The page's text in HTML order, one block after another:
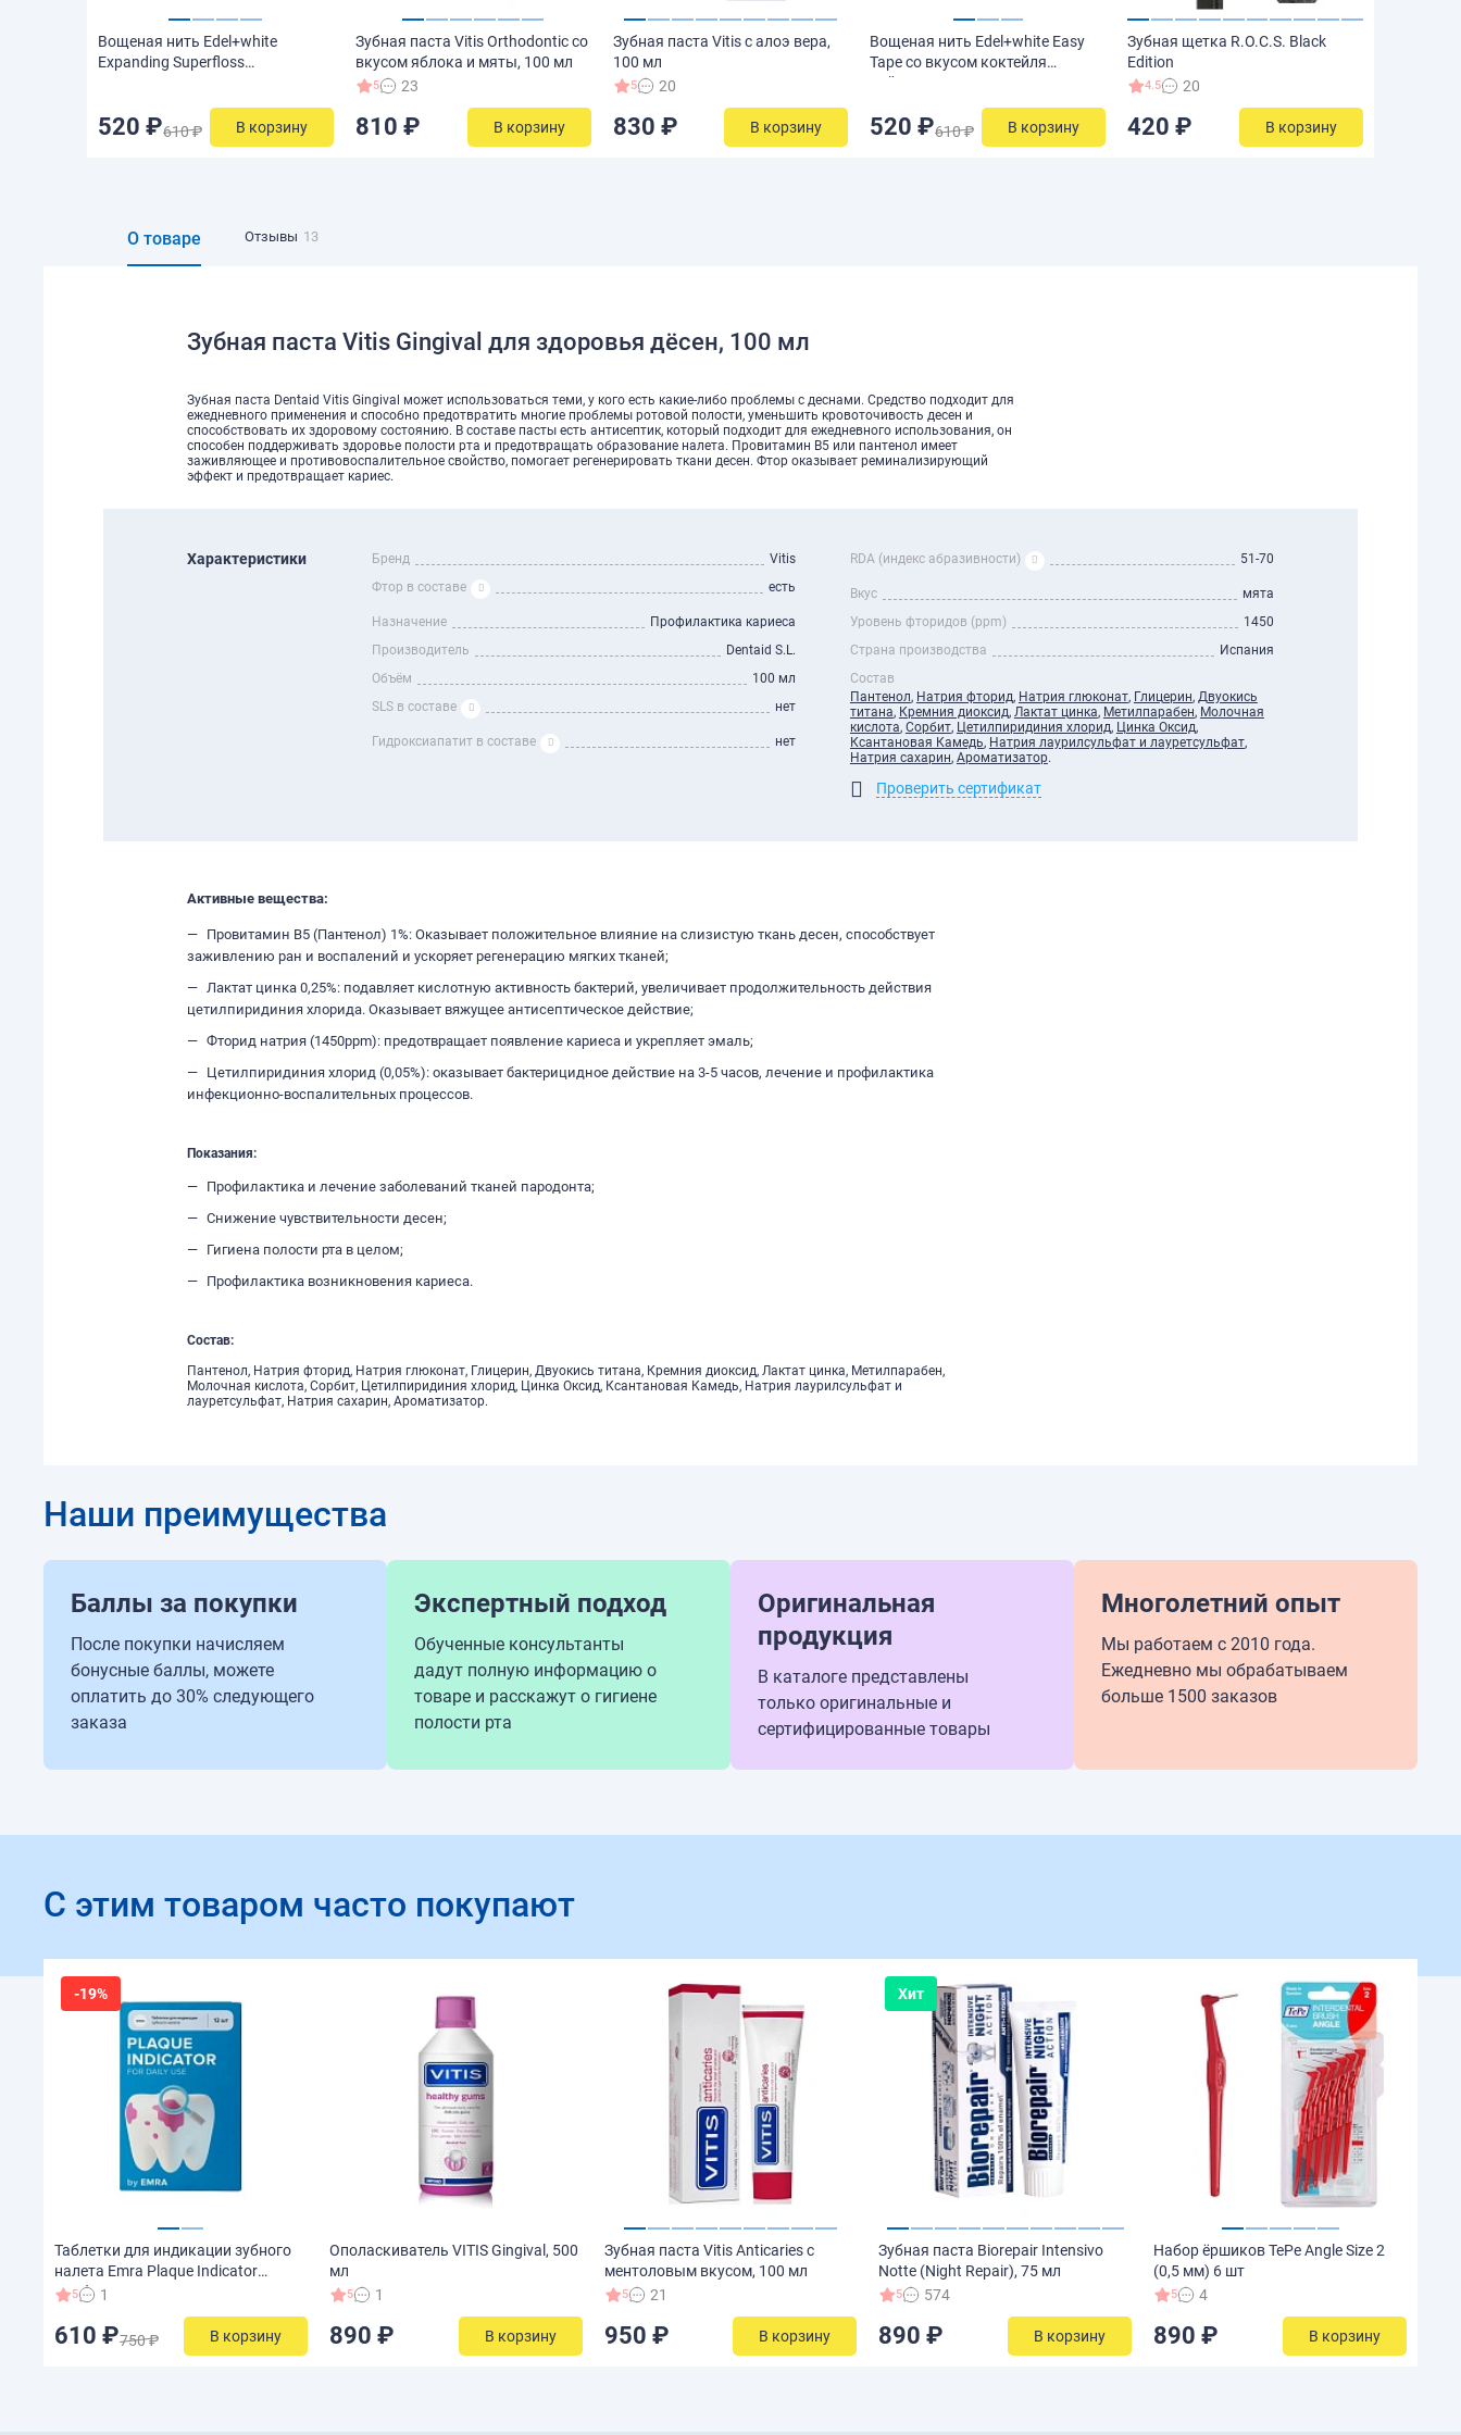
Вощеная нить Edel+white
Expanding Superfloss
520 ₽610 ₽ В корзину
Зубная паста Vitis Orthodontic со
вкусом яблока и мяты, 100 мл
5 23
810 ₽ В корзину
Зубная паста Vitis с алоэ вера,
100 мл
5 20
830 ₽ В корзину
Вощеная нить Edel+white Easy
Tape со вкусом коктейля
кайпириньи, 70м
520 ₽610 ₽ В корзину
Зубная щетка R.O.C.S. Black
Edition
4.5 20
420 ₽ В корзину
О товаре Отзывы 13
Зубная паста Vitis Gingival для здоровья дёсен, 100 мл
Зубная паста Dentaid Vitis Gingival может использоваться теми, у кого есть какие-либо проблемы с деснами. Средство подходит для
ежедневного применения и способно предотвратить многие проблемы ротовой полости, уменьшить кровоточивость десен и
способствовать их здоровому состоянию. В составе пасты есть антисептик, который подходит для ежедневного использования, он
способен поддерживать здоровье полости рта и предотвращать образование налета. Провитамин В5 или пантенол имеет
заживляющее и противовоспалительное свойство, помогает регенерировать ткани десен. Фтор оказывает реминализирующий
эффект и предотвращает кариес.
Характеристики Бренд
Vitis
Фтор в составе
есть
Назначение
Профилактика кариеса
Производитель
Dentaid S.L.
Объём
100 мл
SLS в составе
нет
Гидроксиапатит в составе нет
RDA (индекс абразивности) 51-70
Вкус
мята
Уровень фторидов (ppm)
1450
Страна производства
Испания
Состав
Пантенол, Натрия фторид, Натрия глюконат, Глицерин, Двуокись
титана, Кремния диоксид, Лактат цинка, Метилпарабен, Молочная
кислота, Сорбит, Цетилпиридиния хлорид, Цинка Оксид,
Ксантановая Камедь, Натрия лаурилсульфат и лауретсульфат,
Натрия сахарин, Ароматизатор.
Проверить сертификат
Активные вещества:
Провитамин B5 (Пантенол) 1%: Оказывает положительное влияние на слизистую ткань десен, способствует
заживлению ран и воспалений и ускоряет регенерацию мягких тканей;
Лактат цинка 0,25%: подавляет кислотную активность бактерий, увеличивает продолжительность действия
цетилпиридиния хлорида. Оказывает вяжущее антисептическое действие;
Фторид натрия (1450ppm): предотвращает появление кариеса и укрепляет эмаль;
Цетилпиридиния хлорид (0,05%): оказывает бактерицидное действие на 3-5 часов, лечение и профилактика
инфекционно-воспалительных процессов.
Показания:
Профилактика и лечение заболеваний тканей пародонта;
Снижение чувствительности десен;
Гигиена полости рта в целом;
Профилактика возникновения кариеса.
Состав:
Пантенол, Натрия фторид, Натрия глюконат, Глицерин, Двуокись титана, Кремния диоксид, Лактат цинка, Метилпарабен,
Молочная кислота, Сорбит, Цетилпиридиния хлорид, Цинка Оксид, Ксантановая Камедь, Натрия лаурилсульфат и
лауретсульфат, Натрия сахарин, Ароматизатор.
Наши преимущества
Баллы за покупки
После покупки начисляем
бонусные баллы, можете
оплатить до 30% следующего
заказа
Экспертный подход
Обученные консультанты
дадут полную информацию о
товаре и расскажут о гигиене
полости рта
Оригинальная
продукция
В каталоге представлены
только оригинальные и
сертифицированные товары
Многолетний опыт
Мы работаем с 2010 года.
Ежедневно мы обрабатываем
больше 1500 заказов
С этим товаром часто покупают
-19%
Таблетки для индикации зубного
налета Emra Plaque Indicator
Клубника,12 шт
5 1
610 ₽750 ₽ В корзину
Ополаскиватель VITIS Gingival, 500
мл
5 1
890 ₽ В корзину
Зубная паста Vitis Anticaries с
ментоловым вкусом, 100 мл
5 21
950 ₽ В корзину
Хит
Зубная паста Biorepair Intensivo
Notte (Night Repair), 75 мл
5 574
890 ₽ В корзину
Набор ёршиков TePe Angle Size 2
(0,5 мм) 6 шт
5 4
890 ₽ В корзину